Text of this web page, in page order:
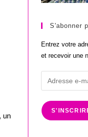
un
S'abonner
Entrez votre
et recevoir une
Adresse
e-
mail